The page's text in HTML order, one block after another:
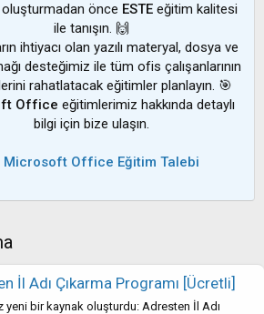
önce ESTE eğitim kalitesi
ile tanışın. 🙌
ihtiyacı olan yazılı materyal, dosya ve
desteğimiz ile tüm ofis çalışanlarının
rahatlatacak eğitimler planlayın. 🎯
Office eğitimlerimiz hakkında detaylı
bilgi için bize ulaşın.
Microsoft Office Eğitim Talebi
İl Adı Çıkarma Programı [Ücretli]
yeni bir kaynak oluşturdu: Adresten İl Adı